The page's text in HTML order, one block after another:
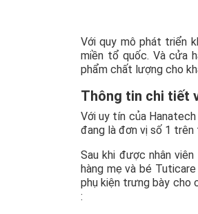
Với quy mô phát triển
miền tổ quốc. Và cửa
phẩm chất lượng cho
Thông tin chi tiết
Với uy tín của
đang là đơn vị số 1
Sau khi được nhân
hàng mẹ và bé
phụ kiện trưng bày cho
: